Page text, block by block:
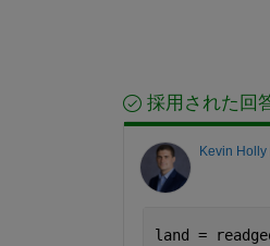
採用された回
Kevin Holly
land =